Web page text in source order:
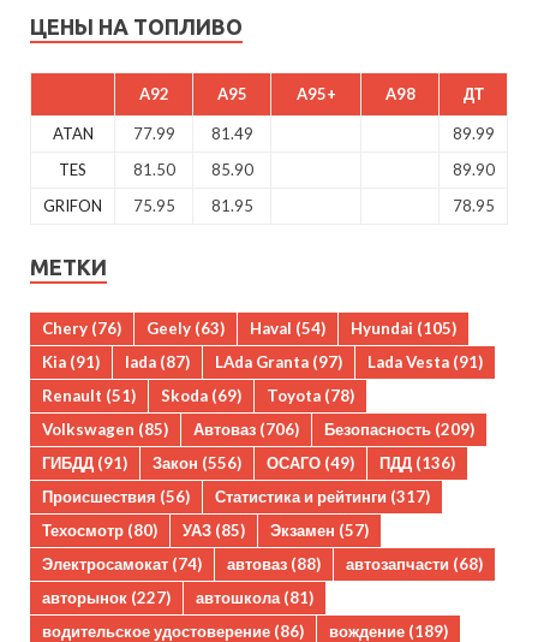
ЦЕНЫ НА ТОПЛИВО
A92 A95 A95+ A98 ДТ
ATAN 77.99 81.49
89.99
TES
81.50 85.90
89.90
GRIFON
75.95 81.95 78.95
МЕТКИ
Chery (76) Geely (63) Haval (54) Hyundai (105)
Kia (91) lada (87) LAda Granta (97) Lada Vesta (91)
Renault (51) Skoda (69) Toyota (78)
Volkswagen (85) Автоваз (706) Безопасность (209)
ГИБДД (91) Закон (556) ОСАГО (49) ПДД (136)
Происшествия (56) Статистика и рейтинги (317)
Техосмотр (80) УАЗ (85) Экзамен (57)
Электросамокат (74) автоваз (88) автозапчасти (68)
авторынок (227) автошкола (81)
водительское удостоверение (86) вождение (189)